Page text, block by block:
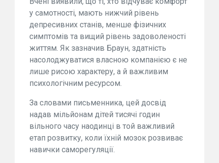
у самотності, мають нижчий рівень
депресивних станів, менше фізичних
симптомів та вищий рівень задоволеності
життям. Як зазначив Браун, здатність
насолоджуватися власною компанією є не
лише рисою характеру, а й важливим
психологічним ресурсом.
За словами письменника, цей досвід
надав мільйонам дітей тисячі годин
вільного часу наодинці в той важливий
етап розвитку, коли їхній мозок розвиває
навички саморегуляції.